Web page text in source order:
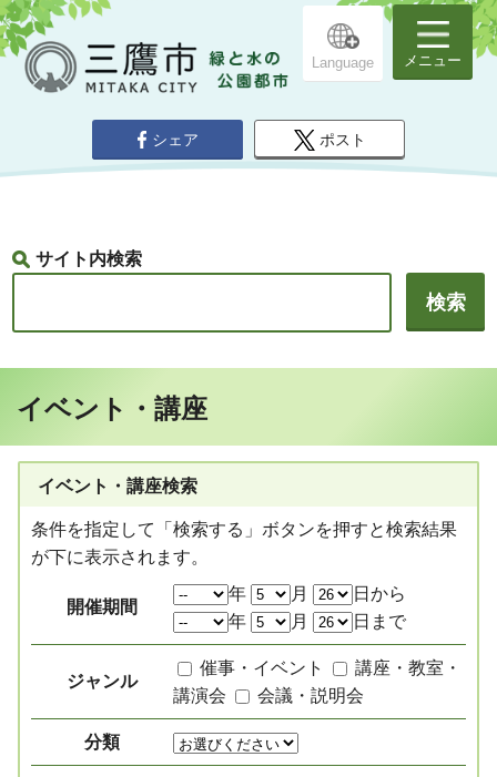
Language メニュー
シェア ポスト
サイト内検索
イベント・講座
イベント・講座検索
条件を指定して「検索する」ボタンを押すと検索結果
が下に表示されます。
開催期間
年 月
日から
年
月 日まで
ジャンル
催事・イベント
講座・教室・
講演会
会議・説明会
分類